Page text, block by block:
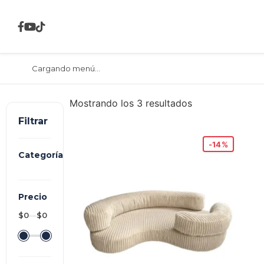
Cargando menú...
Filtrar
Categoría
Precio
$0—$0
Mostrando los 3 resultados
-14%